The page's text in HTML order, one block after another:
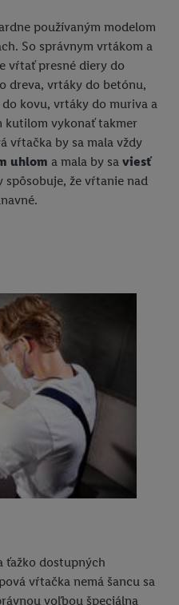
používaným modelom
So správnym vrtákom a
vŕtať presné diery do
dreva, vrtáky do betónu,
kovu, vrtáky do muriva a
kutilom vykonať takmer
vŕtačka by sa mala vždy
uhlom a mala by sa viesť
spôsobuje, že vŕtanie nad
ťažko dostupných
vŕtačka nemá šancu sa
voľbou špeciálna